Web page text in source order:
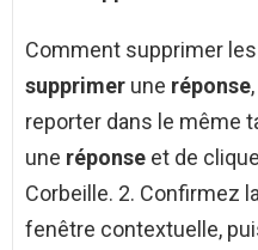
Comment supprimer
supprimer une réponse
reporter dans le même
une réponse et de
Corbeille. 2. Confirmez la
fenêtre contextuelle,